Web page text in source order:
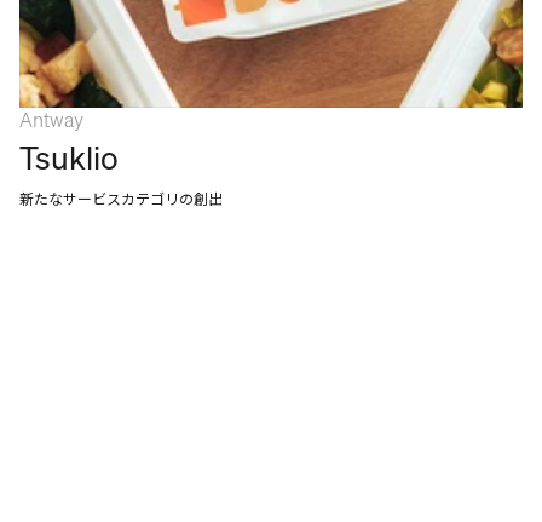
Antway
Tsuklio
新たなサービスカテゴリの創出